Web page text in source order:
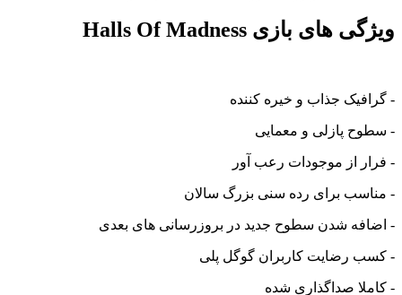
ویژگی های بازی Halls Of Madness
- گرافیک جذاب و خیره کننده
- سطوح پازلی و معمایی
- فرار از موجودات رعب آور
- مناسب برای رده سنی بزرگ سالان
- اضافه شدن سطوح جدید در بروزرسانی های بعدی
- کسب رضایت کاربران گوگل پلی
- کاملا صداگذاری شده